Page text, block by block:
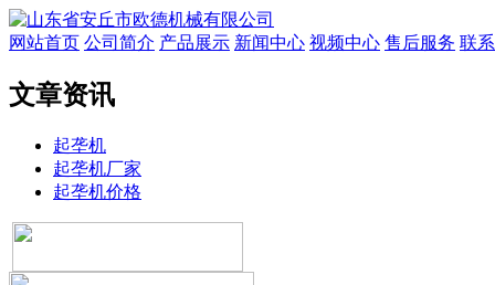
网站首页 公司简介 产品展示 新闻中心 视频中心 售后服务 联
文章资讯
起垄机
起垄机厂家
起垄机价格